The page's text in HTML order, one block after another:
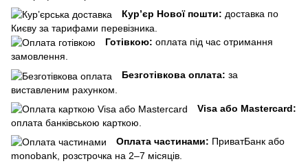
Кур’єр Нової пошти: доставка по
Києву за тарифами перевізника.
Готівкою: оплата під час отримання
замовлення.
Безготівкова оплата: за
виставленим рахунком.
Visa або Mastercard:
оплата банківською карткою.
Оплата частинами: ПриватБанк або
monobank, розстрочка на 2–7 місяців.